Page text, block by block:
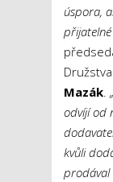
úspora,
přijatelné
Mazák.
odvíjí od
kvůli